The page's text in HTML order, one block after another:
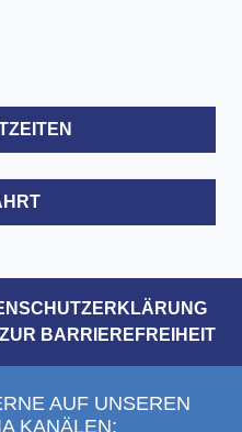
BARRIEREFREIHEIT
AUF UNSEREN
KANÄLEN: